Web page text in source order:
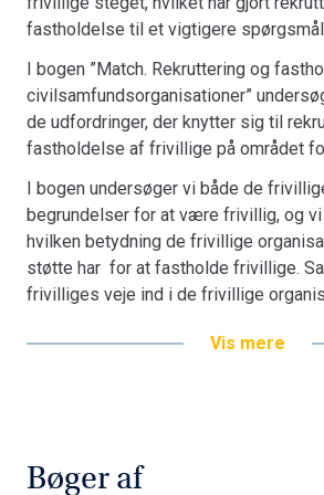
betydningen af forskellige former for
Match-projektet har været støttet af
program for sociale indsatser og
omfattende danske undersøgelser af
muligheder, der knytter sig til
fastholdelse af frivillige i
Bogen henvender sig til ansatte og
offentlige som private og frivillige
beskæftiger sig med at kvalificere
fastholdelse af frivillige i praksis.
at vide mere om teori og praksis for
fastholdelse til et vigtigere
I bogen ”Match. Rekruttering og
civilsamfundsorganisationer”
de udfordringer, der knytter sig til
fastholdelse af frivillige på området
I bogen undersøger vi både de
begrundelser for at være frivillig, og
hvilken betydning de frivillige
støtte har for at fastholde frivillige.
frivilliges veje ind i de frivillige
frivillige sociale organisationers
omkring aktiviteter, roller og opgaver
Vis mere
Bøger af